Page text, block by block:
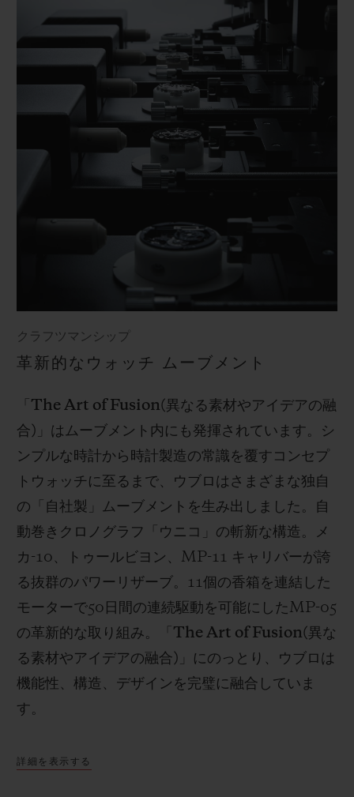
クラフツマンシップ
革新的なウォッチ ムーブメント
The Art of Fusion(異なる素材やアイデアの融
合) 」はムーブメント内にも発揮されています。シ
ンプルな時計から時計製造の常識を覆すコンセプ
トウォッチに至るまで、ウブロはさまざまな独自
の「自社製」ムーブメントを生み出しました。自
動巻きクロノグラフ「ウニコ」の斬新な構造。メ
カ -10 、トゥールビヨン、 MP-11 キャリバーが誇
る抜群のパワーリザーブ。 11個の香箱を連結した
モーターで50 日間の連続駆動を可能にしたMP-05
の革新的な取り組み。「 The Art of Fusion(異な
る素材やアイデアの融合) 」にのっとり、ウブロは
機能性、構造、デザインを完璧に融合していま
す。
詳細を表示する